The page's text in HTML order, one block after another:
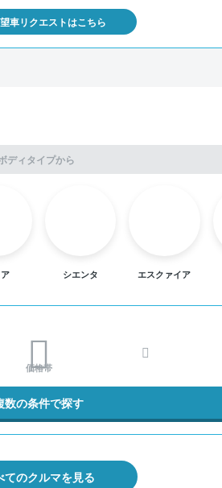
車リクエストはこちら
ディタイプから
シエンタ エスクァイア
価格帯
数の条件で探す
てのクルマを見る